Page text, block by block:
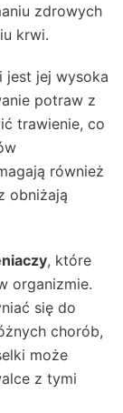
zdrowych
krwi.
jest jej wysoka
potraw z
trawienie, co
również
obniżają
, które
organizmie.
się do
chorób,
może
z tymi